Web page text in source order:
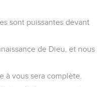
sont puissantes devant
de Dieu, et nous
à vous sera complète.